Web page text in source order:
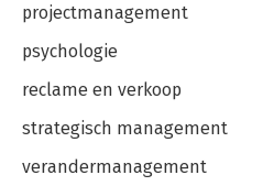
projectmanagement
psychologie
reclame en verkoop
strategisch management
verandermanagement